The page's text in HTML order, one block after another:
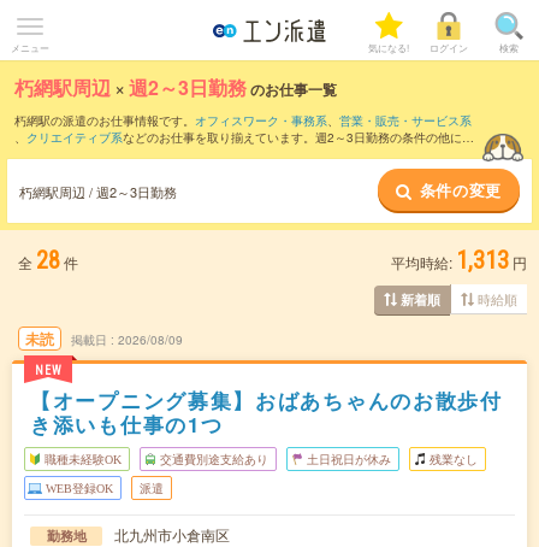
メニュー 気になる! ログイン 検索
朽網駅周辺 ×週2～3日勤務のお仕事一覧
朽網駅の派遣のお仕事情報です。 オフィスワーク・事務系、 営業・販売・サービス系
、 クリエイティブ系などのお仕事を取り揃えています。週2～3日勤務の条件の他に、
朽網駅周辺 / 週2～3日勤務 条件の変更
全 28件 平均時給: 1,313 円
新着順 時給順
未読
NEW
掲載日 2026/08/09
【オープニング募集】おばあちゃんのお散歩付
き添いも仕事の1つ
職種未経験OK 交通費別途支給あり 土日祝日が休み 残業なし
WEB登録OK 派遣
勤務地
北九州市小倉南区